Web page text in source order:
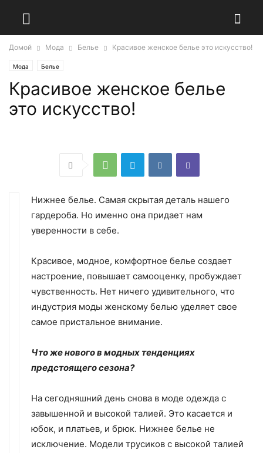
Домой Мода Белье Красивое женское белье это искусство!
Мода Белье
Красивое женское белье
это искусство!
Нижнее белье. Самая скрытая деталь нашего
гардероба. Но именно она придает нам
уверенности в себе.
Красивое, модное, комфортное белье создает
настроение, повышает самооценку, пробуждает
чувственность. Нет ничего удивительного, что
индустрия моды женскому белью уделяет свое
самое пристальное внимание.
Что же нового в модных тенденциях
предстоящего сезона?
На сегодняшний день снова в моде одежда с
завышенной и высокой талией. Это касается и
юбок, и платьев, и брюк. Нижнее белье не
исключение. Модели трусиков с высокой талией